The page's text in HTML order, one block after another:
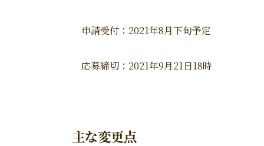
申請受付：2021年8月下旬予定
応募締切：2021年9月21日18時
主な変更点